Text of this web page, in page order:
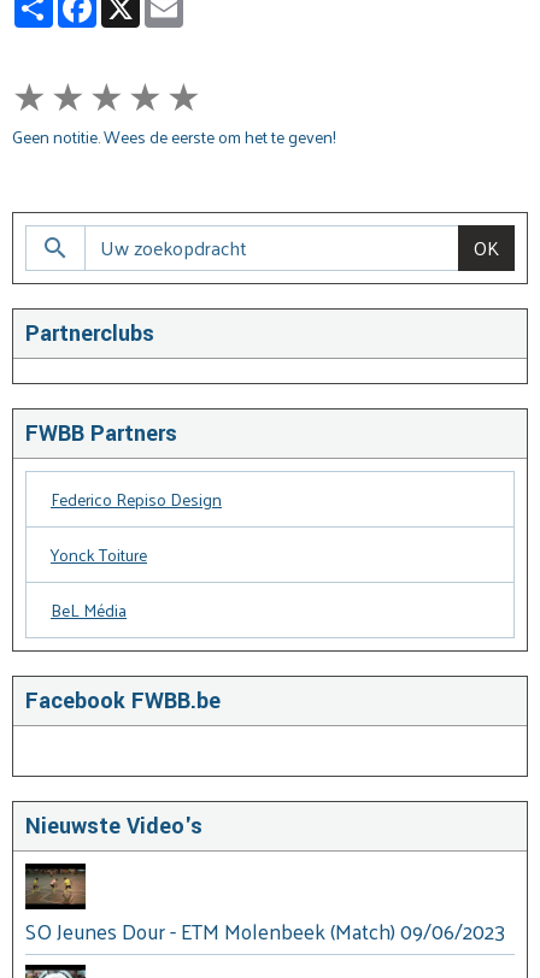
★★★★★
Geen notitie. Wees de eerste om het te geven!
OK
Partnerclubs
FWBB Partners
Federico Repiso Design
Yonck Toiture
BeL Média
Facebook FWBB.be
Nieuwste Video's
SO Jeunes Dour - ETM Molenbeek (Match) 09/06/2023